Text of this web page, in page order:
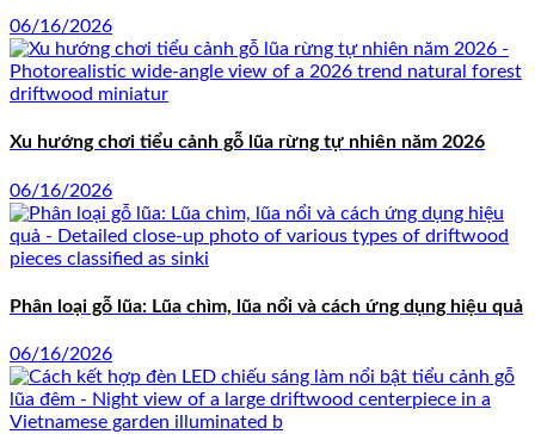
06/16/2026
Xu hướng chơi tiểu cảnh gỗ lũa rừng tự nhiên năm 2026
06/16/2026
Phân loại gỗ lũa: Lũa chìm, lũa nổi và cách ứng dụng hiệu quả
06/16/2026